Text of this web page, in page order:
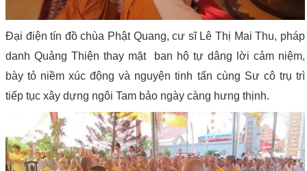
Đại điện tín đồ chùa Phật Quang, cư sĩ Lê Thị Mai Thu, pháp
danh Quảng Thiện thay mặt ban hộ tự dâng lời cảm niệm,
bày tỏ niềm xúc động và nguyện tinh tấn cùng Sư cô trụ trì
tiếp tục xây dựng ngôi Tam bảo ngày càng hưng thịnh.